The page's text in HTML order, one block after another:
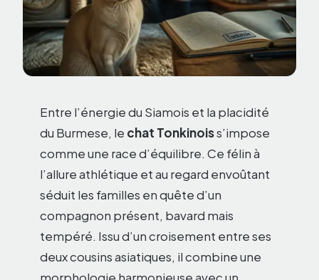
Entre l’énergie du Siamois et la placidité
du Burmese, le chat Tonkinoiss’impose
comme une race d’équilibre. Ce félin à
l’allure athlétique et au regard envoûtant
séduit les familles en quête d’un
compagnon présent, bavard mais
tempéré. Issu d’un croisement entre ses
deux cousins asiatiques, il combine une